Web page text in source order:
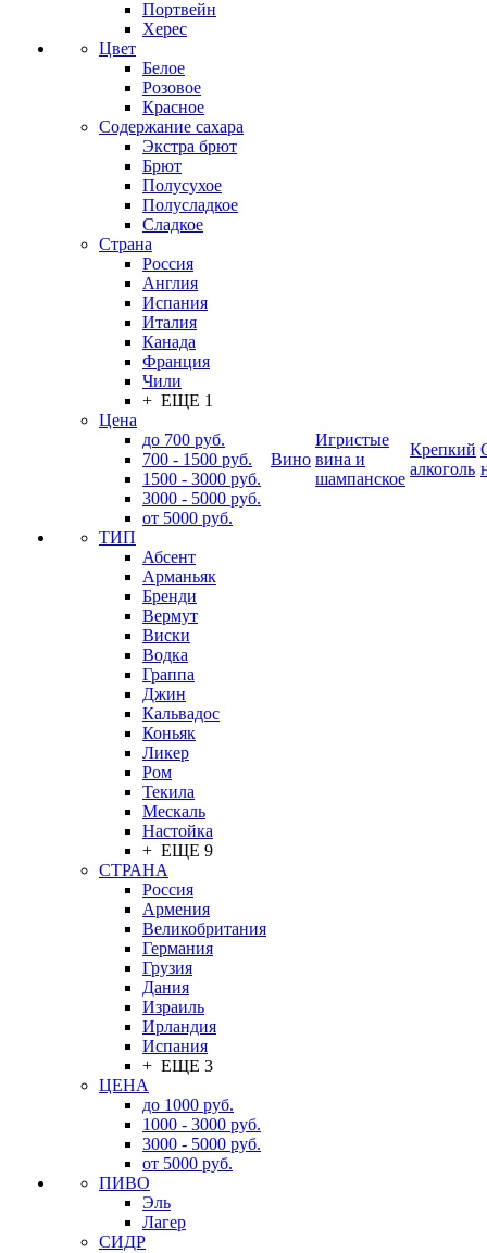
Портвейн
Херес
Цвет
Белое
Розовое
Красное
Содержание сахара
Экстра брют
Брют
Полусухое
Полусладкое
Сладкое
Страна
Россия
Англия
Испания
Италия
Канада
Франция
Чили
+ ЕЩЕ 1
Цена
до 700 руб.
700 - 1500 руб.
1500 - 3000 руб.
3000 - 5000 руб.
от 5000 руб.
ТИП
Абсент
Арманьяк
Бренди
Вермут
Виски
Водка
Граппа
Джин
Кальвадос
Коньяк
Ликер
Ром
Текила
Мескаль
Настойка
+ ЕЩЕ 9
СТРАНА
Россия
Армения
Великобритания
Германия
Грузия
Дания
Израиль
Ирландия
Испания
+ ЕЩЕ 3
ЦЕНА
до 1000 руб.
1000 - 3000 руб.
3000 - 5000 руб.
от 5000 руб.
ПИВО
Эль
Лагер
СИДР
Вино
Игристые
вина и
шампанское
Крепкий
алкоголь